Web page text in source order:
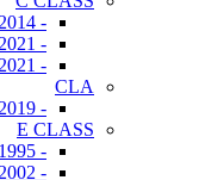
- 2007-2014 (W204)
- 2014-2021 (W205)
- 2021+ (W206)
CLA
- 2019+ (C118)
E CLASS
- 1984-1995 (W124)
- 1995-2002 (W210)